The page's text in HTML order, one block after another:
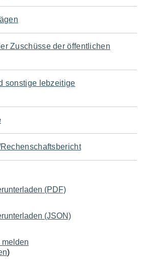
Zuschüsse der öffentlichen
sonstige lebzeitige
(PDF)
(JSON)
melden
)